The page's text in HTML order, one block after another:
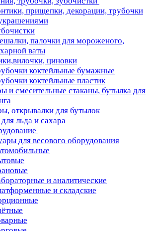
прищепки, декорации, трубочки
палочки для мороженого,
ваты
циновки
коктейльные бумажные
коктейльные пластик
и смесительные стаканы, бутылка для
открывалки для бутылок
льда и сахара
для весового оборудования
и аналитические
и складские